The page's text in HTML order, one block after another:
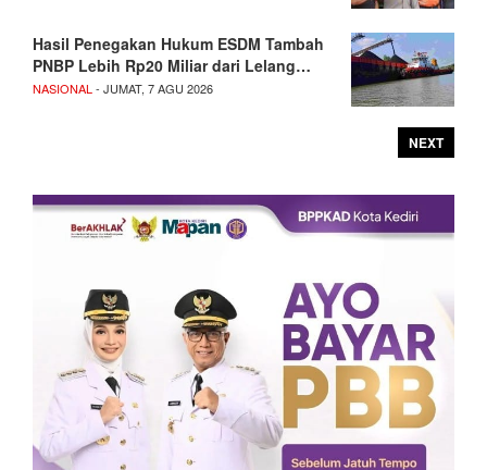
Hasil Penegakan Hukum ESDM Tambah
PNBP Lebih Rp20 Miliar dari Lelang…
NASIONAL - JUMAT, 7 AGU 2026
NEXT